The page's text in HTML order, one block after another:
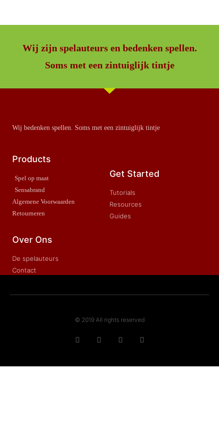
Wij zijn spelauteurs en bedenken spellen.
Soms met een zintuiglijk tintje
Wij bedenken spellen. Soms met een zintuiglijk tintje
Products
Spel op maat
Sensabrand
Algemene Voorwaarden
Retourneren
Get Started
Tutorials
Resources
Guides
Over Ons
De spelauteurs
Contact
© 2019 All rights reserved